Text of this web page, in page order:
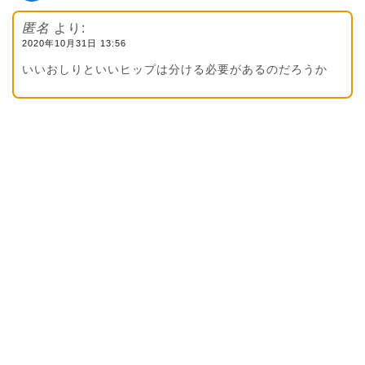
匿名 より:
2020年10月31日 13:56
いいおしりといいヒップは分ける必要があるのだろうか